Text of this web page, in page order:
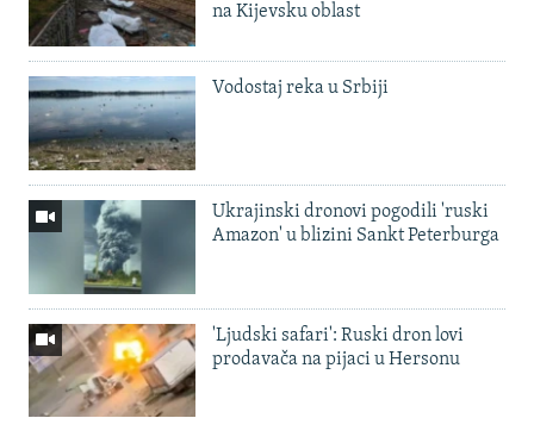
na Kijevsku oblast
Vodostaj reka u Srbiji
Ukrajinski dronovi pogodili 'ruski
Amazon' u blizini Sankt Peterburga
'Ljudski safari': Ruski dron lovi
prodavača na pijaci u Hersonu